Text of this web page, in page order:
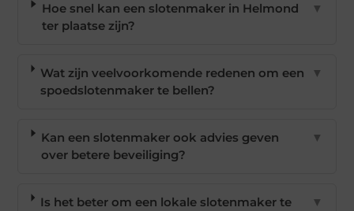
Hoe snel kan een slotenmaker in Helmond
ter plaatse zijn?
▼
Wat zijn veelvoorkomende redenen om een
spoedslotenmaker te bellen?
▼
Kan een slotenmaker ook advies geven
over betere beveiliging?
▼
Is het beter om een lokale slotenmaker te
▼